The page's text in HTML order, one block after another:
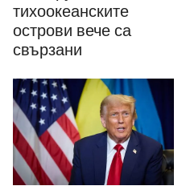
тихоокеанските
острови вече са
свързани